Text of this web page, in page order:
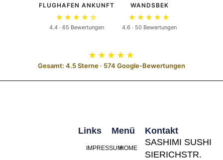
FLUGHAFEN ANKUNFT
★★★★☆
4.4 · 65 Bewertungen
WANDSBEK
★★★★★
4.6 · 50 Bewertungen
★★★★★
Gesamt: 4.5 Sterne · 574 Google-Bewertungen
Menü
HOME
Links
IMPRESSUM
Kontakt
SASHIMI SUSHI
SIERICHSTR.